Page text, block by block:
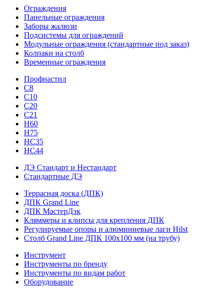
Ограждения
Панельные ограждения
Заборы жалюзи
Подсистемы для ограждений
Модульные ограждения (стандартные под заказ)
Колпаки на столб
Временные ограждения
Профнастил
С8
С10
С20
С21
H60
H75
HС35
НС44
ДЭ Стандарт и Нестандарт
Стандартные ДЭ
Террасная доска (ДПК)
ДПК Grand Line
ДПК МастерДэк
Кляммеры и клипсы для крепления ДПК
Регулируемые опоры и алюминиевые лаги Hilst
Столб Grand Line ДПК 100х100 мм (на трубу)
Инструмент
Инструменты по бренду
Инструменты по видам работ
Оборудование